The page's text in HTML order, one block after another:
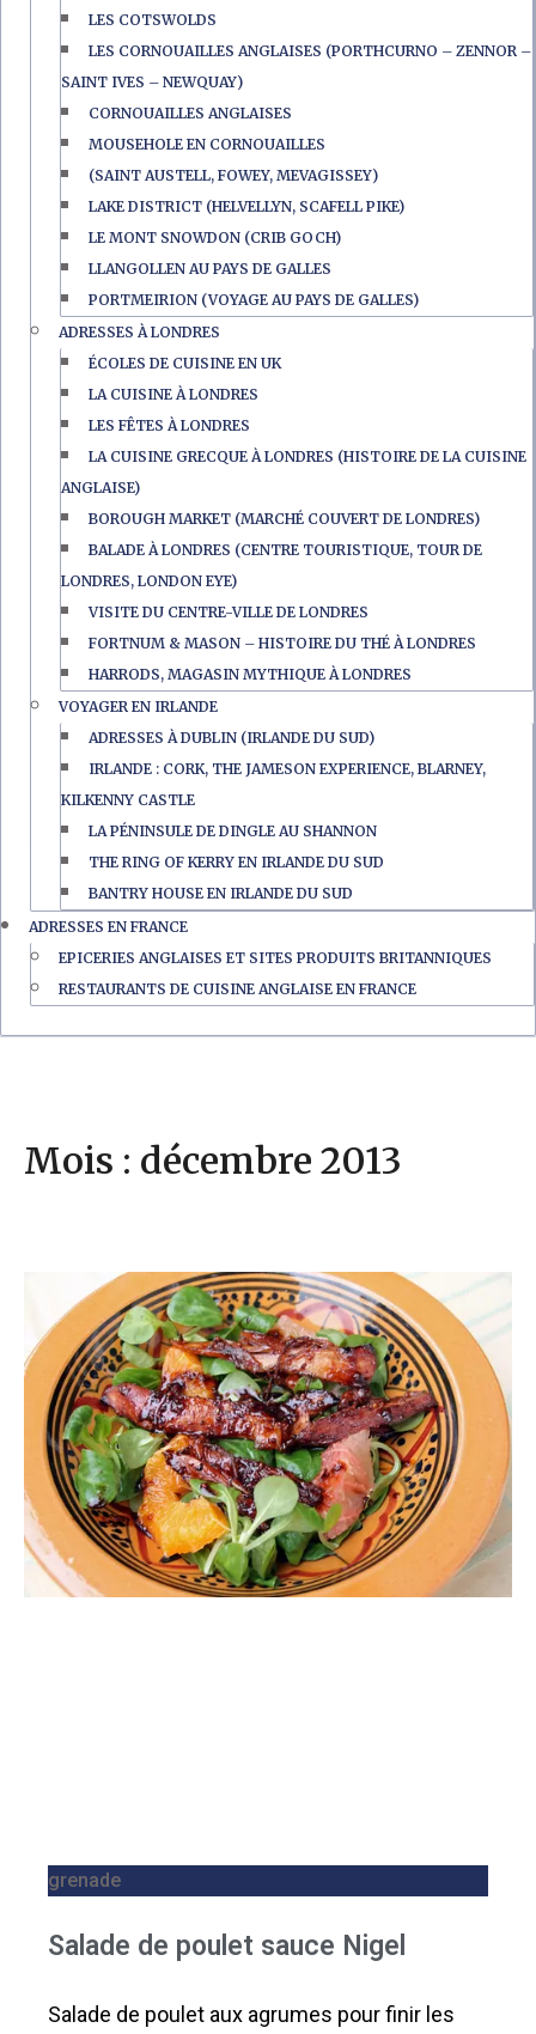
LES COTSWOLDS
LES CORNOUAILLES ANGLAISES (PORTHCURNO – ZENNOR –
SAINT IVES – NEWQUAY)
CORNOUAILLES ANGLAISES
MOUSEHOLE EN CORNOUAILLES
(SAINT AUSTELL, FOWEY, MEVAGISSEY)
LAKE DISTRICT (HELVELLYN, SCAFELL PIKE)
LE MONT SNOWDON (CRIB GOCH)
LLANGOLLEN AU PAYS DE GALLES
PORTMEIRION (VOYAGE AU PAYS DE GALLES)
ADRESSES À LONDRES
ÉCOLES DE CUISINE EN UK
LA CUISINE À LONDRES
LES FÊTES À LONDRES
LA CUISINE GRECQUE À LONDRES (HISTOIRE DE LA CUISINE
ANGLAISE)
BOROUGH MARKET (MARCHÉ COUVERT DE LONDRES)
BALADE À LONDRES (CENTRE TOURISTIQUE, TOUR DE
LONDRES, LONDON EYE)
VISITE DU CENTRE-VILLE DE LONDRES
FORTNUM & MASON – HISTOIRE DU THÉ À LONDRES
HARRODS, MAGASIN MYTHIQUE À LONDRES
VOYAGER EN IRLANDE
ADRESSES À DUBLIN (IRLANDE DU SUD)
IRLANDE : CORK, THE JAMESON EXPERIENCE, BLARNEY,
KILKENNY CASTLE
LA PÉNINSULE DE DINGLE AU SHANNON
THE RING OF KERRY EN IRLANDE DU SUD
BANTRY HOUSE EN IRLANDE DU SUD
ADRESSES EN FRANCE
EPICERIES ANGLAISES ET SITES PRODUITS BRITANNIQUES
RESTAURANTS DE CUISINE ANGLAISE EN FRANCE
Mois : décembre 2013
grenade
Salade de poulet sauce Nigel
Salade de poulet aux agrumes pour finir les